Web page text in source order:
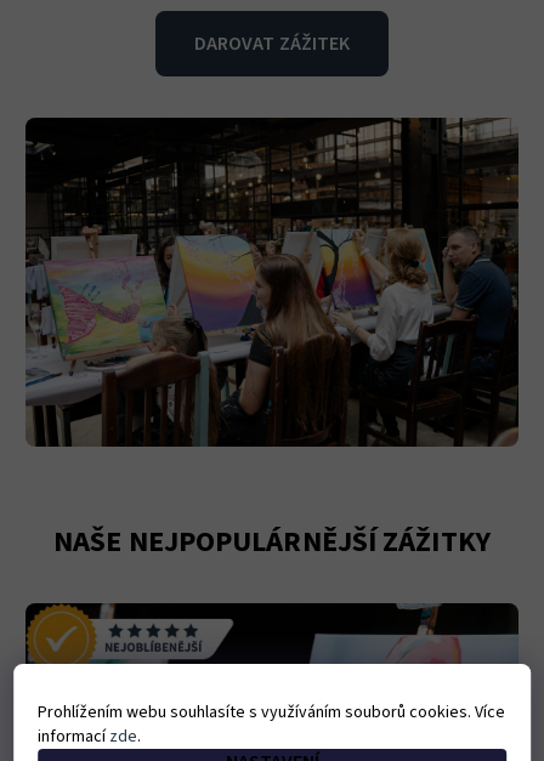
DAROVAT ZÁŽITEK
NAŠE NEJPOPULÁRNĚJŠÍ ZÁŽITKY
Prohlížením webu souhlasíte s využíváním souborů cookies. Více
informacízde.